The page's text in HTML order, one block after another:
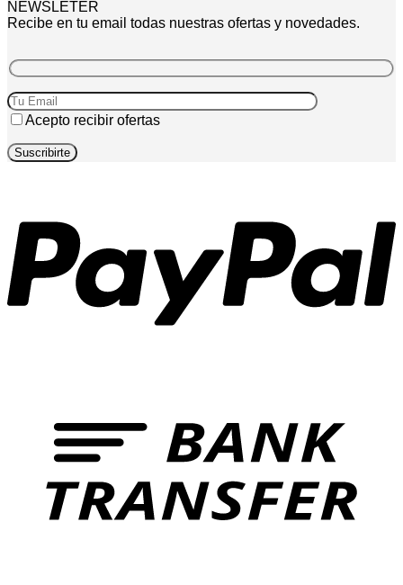
NEWSLETER
Recibe en tu email todas nuestras ofertas y novedades.
Acepto recibir ofertas